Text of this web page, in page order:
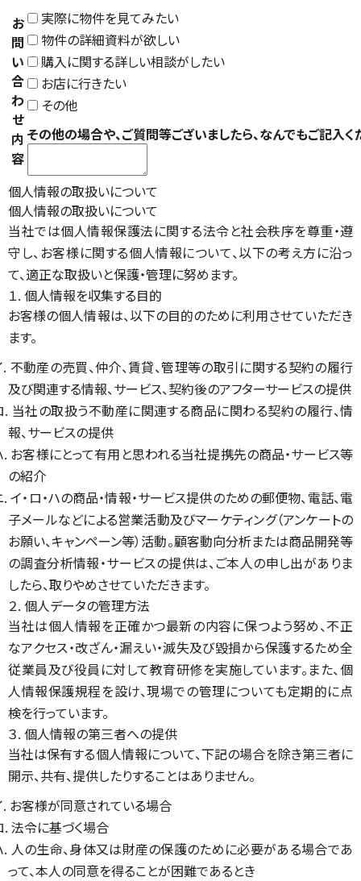
お
問
い
合
わ
せ
内
容
実際に物件を見てみたい
物件の詳細資料が欲しい
購入に関する詳しい相談がしたい
お店に行きたい
その他
その他の場合や、ご質問等ございましたら、なんでもご記入く
個人情報の取扱いについて
個人情報の取扱いについて
当社では個人情報保護法に関する法令と社会秩序を尊重・遵
守し、お客様に関する個人情報について、以下の考え方に沿っ
て、適正な取扱いと保護・管理に努めます。
１. 個人情報を収集する目的
お客様の個人情報は、以下の目的のために利用させていただき
ます。
. 不動産の売買、仲介、賃貸、管理等の取引に関する契約の履行
及び関連する情報、サービス、契約後のアフターサービスの提供
. 当社の取扱う不動産に関連する商品に関わる契約の履行、情
報、サービスの提供
. お客様にとって有用と思われる当社提携先の商品・サービス等
の紹介
. イ・ロ・ハの商品・情報・サービス提供のための郵便物、電話、電
子メールなどによる営業活動及びマーケティング（アンケートの
お願い、キャンペーン等）活動。顧客動向分析または商品開発等
の調査分析情報・サービスの提供は、ご本人の申し出がありま
したら、取りやめさせていただきます。
２. 個人データの管理方法
当社は個人情報を正確かつ最新の内容に保つよう努め、不正
なアクセス・改ざん・漏えい・滅失及び毀損から保護するため全
従業員及び役員に対して教育研修を実施しています。また、個
人情報保護規程を設け、現場での管理についても定期的に点
検を行っています。
３. 個人情報の第三者への提供
当社は保有する個人情報について、下記の場合を除き第三者に
開示、共有、提供したりすることはありません。
. お客様が同意されている場合
. 法令に基づく場合
. 人の生命、身体又は財産の保護のために必要がある場合であ
って、本人の同意を得ることが困難であるとき